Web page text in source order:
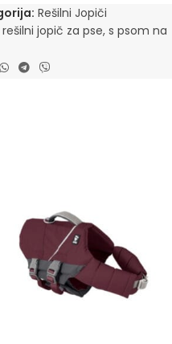
Rešilni Jopiči
rešilni jopič za pse, s psom na